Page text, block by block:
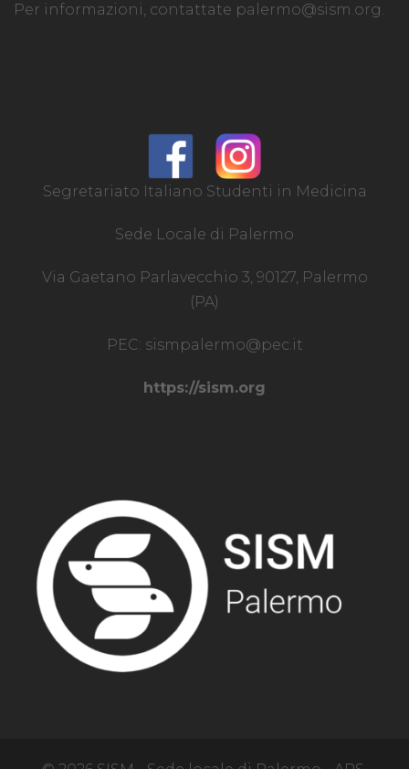
Per informazioni, contattate palermo@sism.org.
Segretariato Italiano Studenti in Medicina
Sede Locale di Palermo
Via Gaetano Parlavecchio 3, 90127, Palermo
(PA)
PEC: sismpalermo@pec.it
https://sism.org